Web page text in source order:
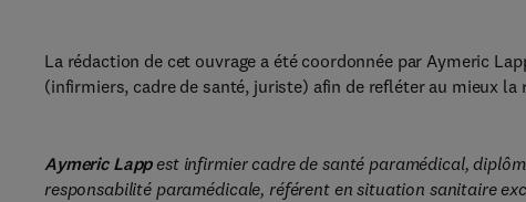
La rédaction de cet ouvrage a été coordonnée par Aymeric
(infirmiers, cadre de santé, juriste) afin de refléter au mieux
Aymeric Lappest infirmier cadre de santé paramédical,
responsabilité paramédicale, référent en situation sanitaire